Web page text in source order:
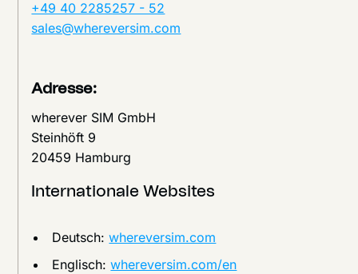
+49 40 2285257 - 52
sales@whereversim.com
Adresse:
wherever SIM GmbH
Steinhöft 9
20459 Hamburg
Internationale Websites
Deutsch:whereversim.com
Englisch:whereversim.com/en